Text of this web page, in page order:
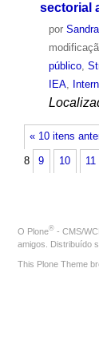
sectorial
por
público,
IEA,
« 10 itens
8 9 10 11
O Plone® - CMS/
amigos. Distribuído
This Plone Theme